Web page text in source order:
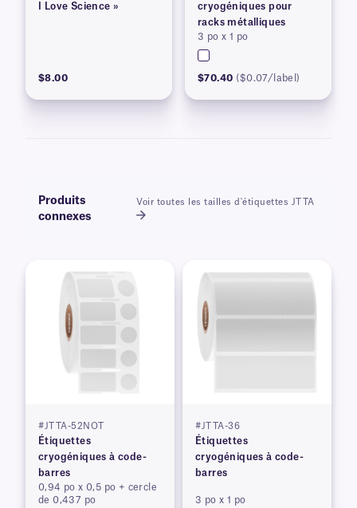
I Love Science »
$8.00
cryogéniques pour
racks métalliques
3 po x 1 po
$70.40 ($0.07/label)
Produits
connexes
Voir toutes les tailles d'étiquettes JTTA
#JTTA-52NOT
Étiquettes
cryogéniques à code-
barres
0,94 po x 0,5 po + cercle
de 0,437 po
#JTTA-36
Étiquettes
cryogéniques à code-
barres
3 po x 1 po